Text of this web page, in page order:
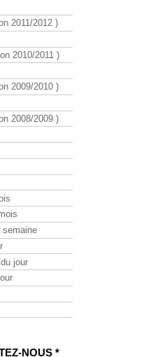
2011/2012 )
2010/2011 )
2009/2010 )
2008/2009 )
semaine
jour
NOUS *